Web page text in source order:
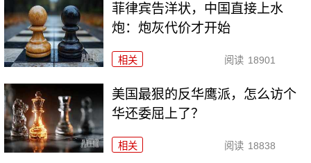
菲律宾告洋状，中国直接上水
炮：炮灰代价才开始
相关 阅读 18901
美国最狠的反华鹰派，怎么访个
华还委屈上了？
相关 阅读 18838